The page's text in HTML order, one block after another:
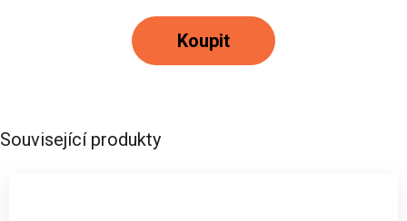
Koupit
Související produkty